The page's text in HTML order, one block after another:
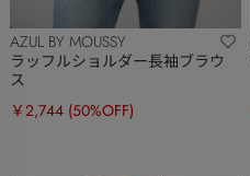
AZUL BY MOUSSY
ラッフルショルダー長袖ブラウ
ス
￥2,744 (50%OFF)